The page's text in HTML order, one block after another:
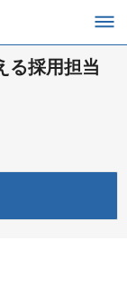
る採用担当